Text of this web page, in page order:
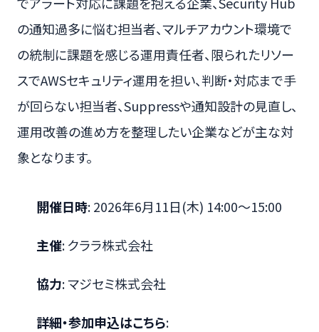
の通知過多に悩む担当者、マルチアカウント環境で
の統制に課題を感じる運用責任者、限られたリソー
スでAWSセキュリティ運用を担い、判断・対応まで手
が回らない担当者、Suppressや通知設計の見直し、
運用改善の進め方を整理したい企業などが主な対
象となります。
開催日時: 2026年6月11日(木) 14:00～15:00
主催: クララ株式会社
協力: マジセミ株式会社
詳細・参加申込はこちら: